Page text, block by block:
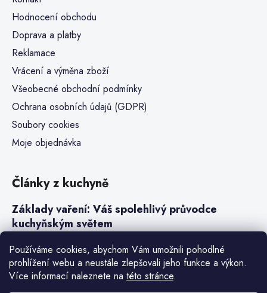
Používáme cookies, abychom Vám umožnili pohodlné
prohlížení webu a neustále zlepšovali jeho funkce a výkon.
Více informací naleznete na této stránce.
Hodnocení obchodu
Doprava a platby
Reklamace
Vrácení a výměna zboží
Všeobecné obchodní podmínky
Ochrana osobních údajů (GDPR)
Soubory cookies
Moje objednávka
Články z kuchyně
Základy vaření: Váš spolehlivý průvodce
kuchyňským světem
Steaky a sous-vide vaření
Jak vařit v tlakovém hrnci neboli papiňáku